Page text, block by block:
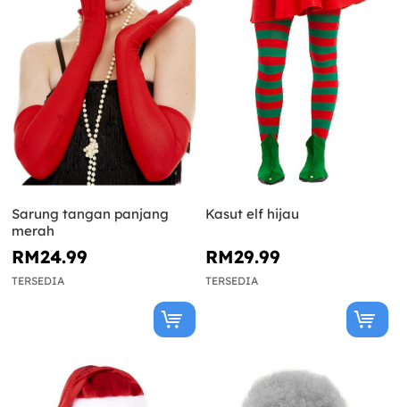
Sarung tangan panjang
merah
RM24.99
TERSEDIA
Kasut elf hijau
RM29.99
TERSEDIA